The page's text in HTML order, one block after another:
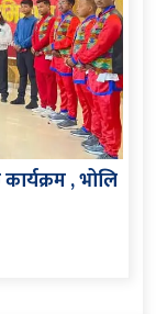
, भोलि